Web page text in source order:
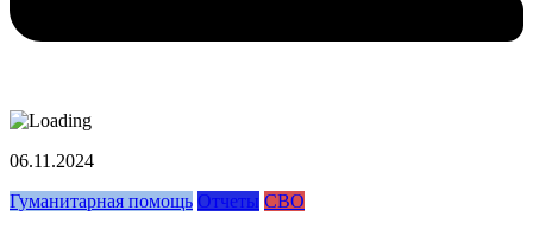
06.11.2024
Гуманитарная помощь Отчеты СВО